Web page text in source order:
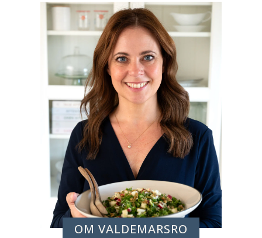
OM VALDEMARSRO